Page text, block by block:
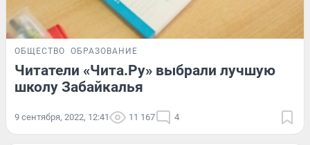
ОБЩЕСТВО ОБРАЗОВАНИЕ
Читатели «Чита.Ру» выбрали лучшую
школу Забайкалья
9 сентября, 2022, 12:41 11 167 4